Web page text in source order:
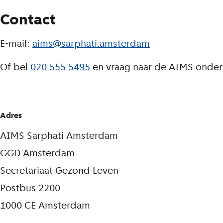
Contact
E-mail: aims@sarphati.amsterdam
Of bel 020 555 5495 en vraag naar de AIMS
Adres
AIMS Sarphati Amsterdam
GGD Amsterdam
Secretariaat Gezond Leven
Postbus 2200
1000 CE Amsterdam